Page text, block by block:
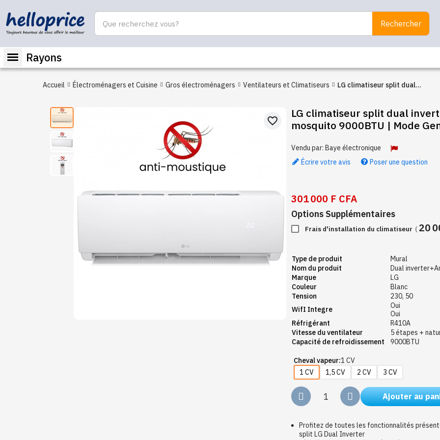
Rechercher
Rayons
Accueil Électroménagers et Cuisine Gros électroménagers Ventilateurs et Climatiseurs
LG climatiseur split dual
9000BTU | Mode Gen+™
favorite_border
LG climatiseur split dual
mosquito 9000BTU | Mode
Vendu par:Baye électronique
Écrire votre avis
Poser une question
301 000 F CFA
Options Supplémentaires
Frais d'installation du climatiseur ( 20
Type de produit
Mural
Nom du produit
Dual
Marque
LG
Couleur
Blanc
Tension
230, 50
WifI Integre
Oui
Oui
Réfrigérant
R410A
Vitesse du ventilateur
5 étapes +
Capacité de refroidissement
9000BTU
Cheval vapeur 1 CV
1 CV
1,5 CV 2 CV 3 CV
Ajouter au
Profitez de toutes les fonctionnalités
split LG Dual Inverter